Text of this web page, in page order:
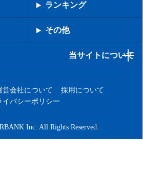
ランキング
その他
当サイトについて
営会社について
採用について
イバシーポリシー
Inc. All Rights Reserved.